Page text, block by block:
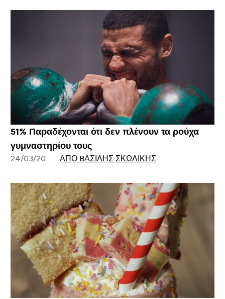
51% Παραδέχονται ότι δεν πλένουν τα ρούχα
γυμναστηρίου τους
24/03/20 ΑΠΌ BΑΣΊΛΗΣ ΣΚΩΛΊΚΗΣ